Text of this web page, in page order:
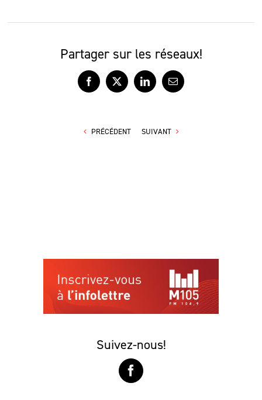
Partager sur les réseaux!
Facebook
X LinkedInCourriel
PRÉCÉDENT SUIVANT
Suivez-nous!